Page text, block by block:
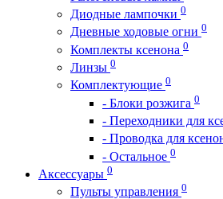
Диодные лампочки 0
Дневные ходовые огни 0
Комплекты ксенона 0
Линзы 0
Комплектующие 0
- Блоки розжига 0
- Переходники для
- Проводка для
- Остальное 0
Аксессуары 0
Пульты управления 0